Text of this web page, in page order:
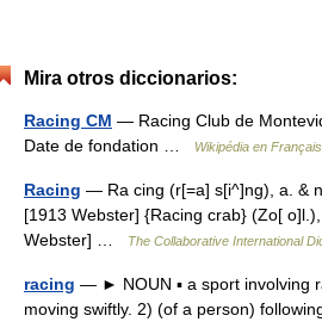
Mira otros diccionarios:
Racing CM — Racing Club de
Date de fondation …
Wikipédia en Français
Racing — Ra cing (r[=a] s[i^]ng), a. &
[1913 Webster] {Racing crab} (Zo[
Webster] …
The Collaborative International
racing — ► NOUN ▪ a sport involving
moving swiftly. 2) (of a person)